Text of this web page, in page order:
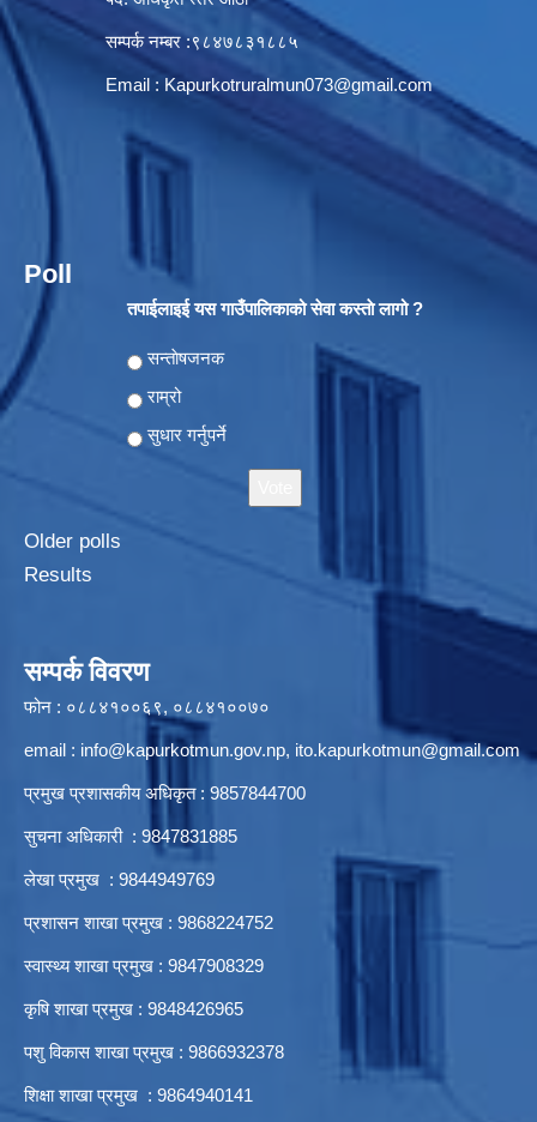
सम्पर्क नम्बर :९८४७८३१८८५
Email : Kapurkotruralmun073@gmail.com
Poll
तपाईलाइई यस गाउँपालिकाको सेवा कस्ताे लागो ?
Choices
सन्ताेषजनक
राम्रो
सुधार गर्नुपर्ने
Older polls
Results
सम्पर्क विवरण
फोन : ०८८४१००६९, ०८८४१००७०
email : info@kapurkotmun.gov.np, ito.kapurkotmun@gmail.com
प्रमुख प्रशासकीय अधिकृत : 9857844700
सुचना अधिकारी : 9847831885
लेखा प्रमुख : 9844949769
प्रशासन शाखा प्रमुख : 9868224752
स्वास्थ्य शाखा प्रमुख : 9847908329
कृषि शाखा प्रमुख : 9848426965
पशु विकास शाखा प्रमुख : 9866932378
शिक्षा शाखा प्रमुख : 9864940141